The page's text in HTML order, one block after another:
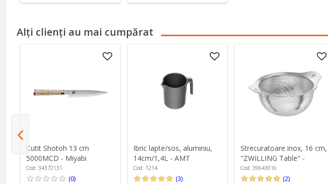
Alți clienți au mai cumpărat
Cutit Shotoh 13 cm
5000MCD - Miyabi
Cod: 34372131
(0)
Ibric lapte/sos, aluminiu,
14cm/1,4L - AMT
Gastroguss
Cod: 1214
(3)
Strecuratoare inox, 16 cm,
"ZWILLING Table" -
Zwilling
Cod: 39643016
(2)